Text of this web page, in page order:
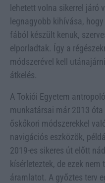
lehetett volna sikerrel járó
legnagyobb kihívása,
fából készült kenuk,
elporladtak. Így a
módszerével kell
átkelés.
A Tokiói Egyetem
munkatársai már 2013
őskőkori módszerekkel
navigációs eszközök,
2019-es sikeres út előtt
kísérleteztek, de ezek
áramlatot. A győztes terv